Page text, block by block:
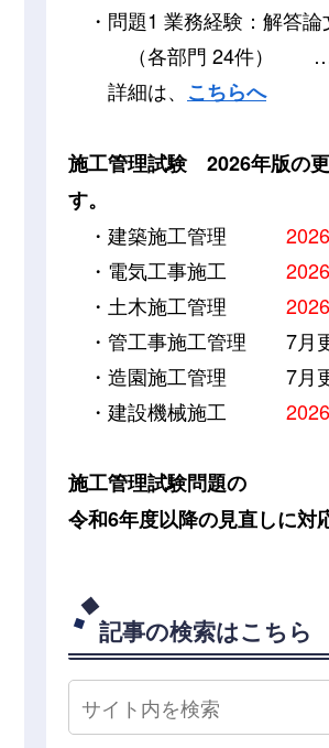
・問題1 業務経験：解答論
（各部門 24件）
詳細は、 こちらへ
施工管理試験 2026年版の
す。
・建築施工管理
・電気工事施工
・土木施工管理
・管工事施工管理 7月
・造園施工管理 7月
・建設機械施工
施工管理試験問題の
令和6年度以降の見直しに対
記事の検索はこちら